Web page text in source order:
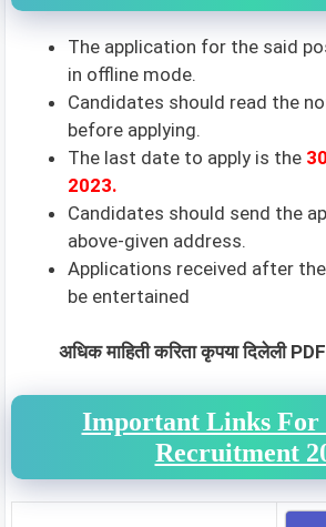
The application for the said
in offline mode.
Candidates should read the
before applying.
The last date to apply is the
2023.
Candidates should send the
above-given address.
Applications received after
be entertained
अधिक माहिती करिता कृपया दिलेली PDF
Important Links For
Recruitment